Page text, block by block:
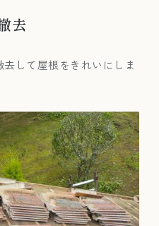
去
して屋根をきれいにしま